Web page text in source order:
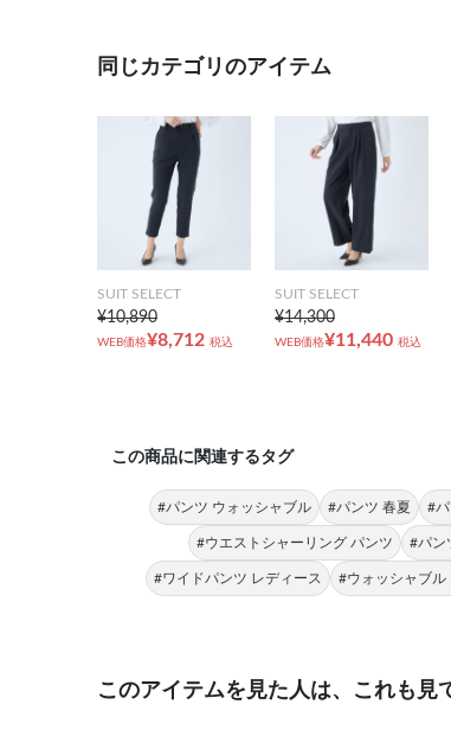
同じカテゴリのアイテム
SUIT SELECT
¥10,890
WEB価格¥8,712 税込
SUIT SELECT
¥14,300
WEB価格¥11,440 税込
この商品に関連するタグ
#パンツ ウォッシャブル #パンツ 春夏 #
#ウエストシャーリング パンツ #パン
#ワイドパンツ レディース #ウォッシャブル
このアイテムを見た人は、これも見